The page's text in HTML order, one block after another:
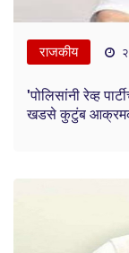
राजकीय
'पोलिसांनी रेव्ह
खडसे कुटुंब आक्रमक